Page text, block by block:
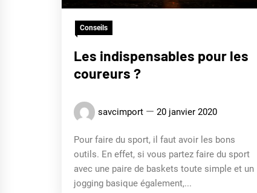
Conseils
Les indispensables pour les
coureurs ?
savcimport 20 janvier 2020
Pour faire du sport, il faut avoir les bons
outils. En effet, si vous partez faire du sport
avec une paire de baskets toute simple et un
jogging basique également,...